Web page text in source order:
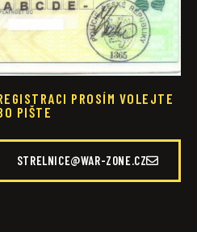
PROSÍM VOLEJTE
PIŠTE
STRELNICE@WAR-ZONE.CZ